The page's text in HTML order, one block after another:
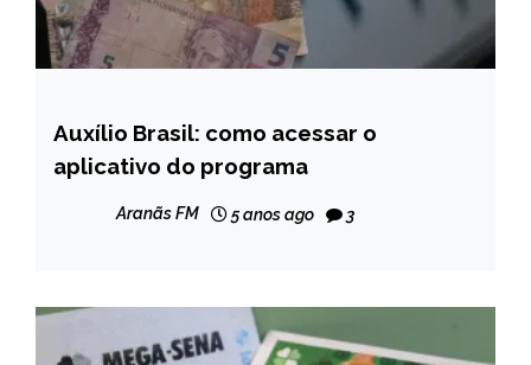
BRASIL
NOTÍCIAS
Auxílio Brasil: como acessar o
aplicativo do programa
Aranãs FM 5 anos ago 3